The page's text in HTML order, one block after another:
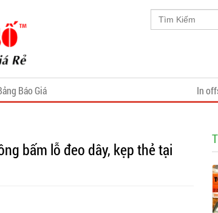
In
Báo Giá
bấm lỗ đeo dây, kẹp thẻ tại